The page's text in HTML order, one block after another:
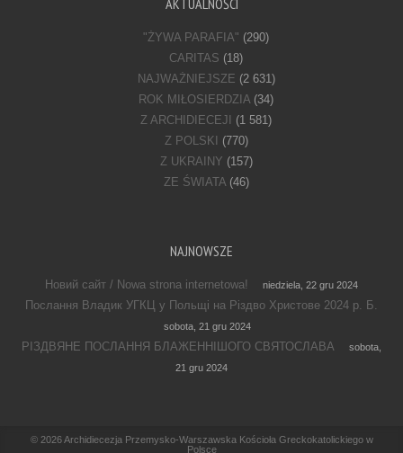
AKTUALNOŚCI
"ŻYWA PARAFIA" (290)
CARITAS (18)
NAJWAŻNIEJSZE (2 631)
ROK MIŁOSIERDZIA(34)
Z ARCHIDIECEJI
(1 581)
Z POLSKI
(770)
Z UKRAINY (157)
ZE ŚWIATA(46)
NAJNOWSZE
Новий сайт / Nowa strona internetowa! niedziela, 22 gru 2024
Послання Владик УГКЦ у Польщі на Різдво Христове 2024 р. Б.
sobota, 21 gru 2024
РІЗДВЯНЕ ПОСЛАННЯ БЛАЖЕННІШОГО СВЯТОСЛАВА
sobota,
21 gru 2024
© 2026Archidiecezja Przemysko-Warszawska Kościoła Greckokatolickiego w
Polsce